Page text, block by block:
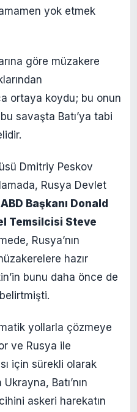
yok etmek
göre müzakere
ortaya koydu; bu onun
savaşta Batı’ya tabi
Dmitriy Peskov
Rusya Devlet
ABD Başkanı Donald
Temsilcisi Steve
Rusya’nın
hazır
bunu daha önce de
yollarla çözmeye
ve Rusya ile
için sürekli olarak
Batı’nın
askeri harekatın